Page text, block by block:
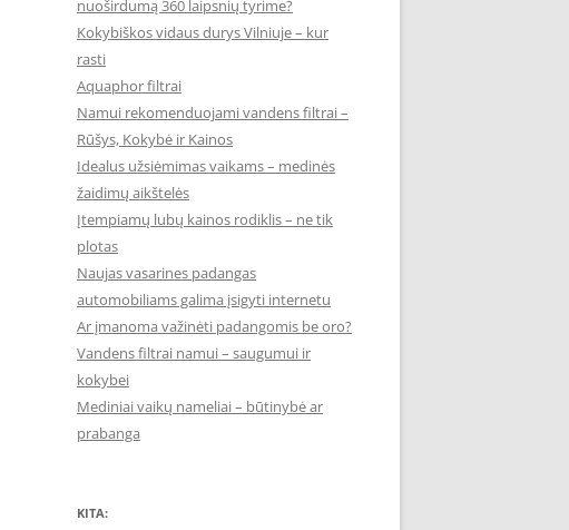
nuoširdumą 360 laipsnių tyrime?
Kokybiškos vidaus durys Vilniuje – kur
rasti
Aquaphor filtrai
Namui rekomenduojami vandens filtrai –
Rūšys, Kokybė ir Kainos
Idealus užsiėmimas vaikams – medinės
žaidimų aikštelės
Įtempiamų lubų kainos rodiklis – ne tik
plotas
Naujas vasarines padangas
automobiliams galima įsigyti internetu
Ar įmanoma važinėti padangomis be oro?
Vandens filtrai namui – saugumui ir
kokybei
Mediniai vaikų nameliai – būtinybė ar
prabanga
KITA: